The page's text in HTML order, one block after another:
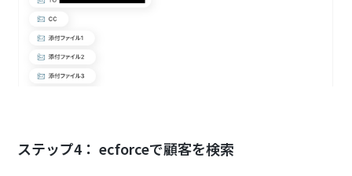
ステップ4： ecforceで顧客を検索